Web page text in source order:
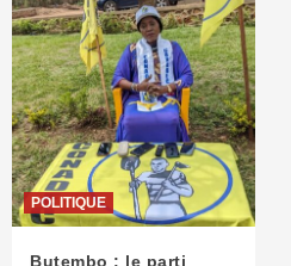
POLITIQUE
Butembo : le parti